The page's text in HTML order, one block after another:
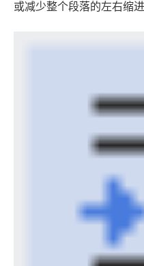
或减少整个段落的左右缩